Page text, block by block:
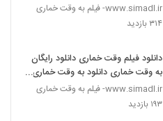
www.simadl.ir- فیلم به وقت خماری
۳۱۴ بازدید
دانلود فیلم وقت خماری دانلود رایگان
به وقت خماری دانلود به وقت خماری
دانلود فیلم به وقت خماری اپارات
www.simadl.ir- فیلم به وقت خماری
۱۹۳ بازدید